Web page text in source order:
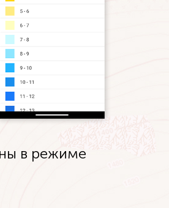
в режиме